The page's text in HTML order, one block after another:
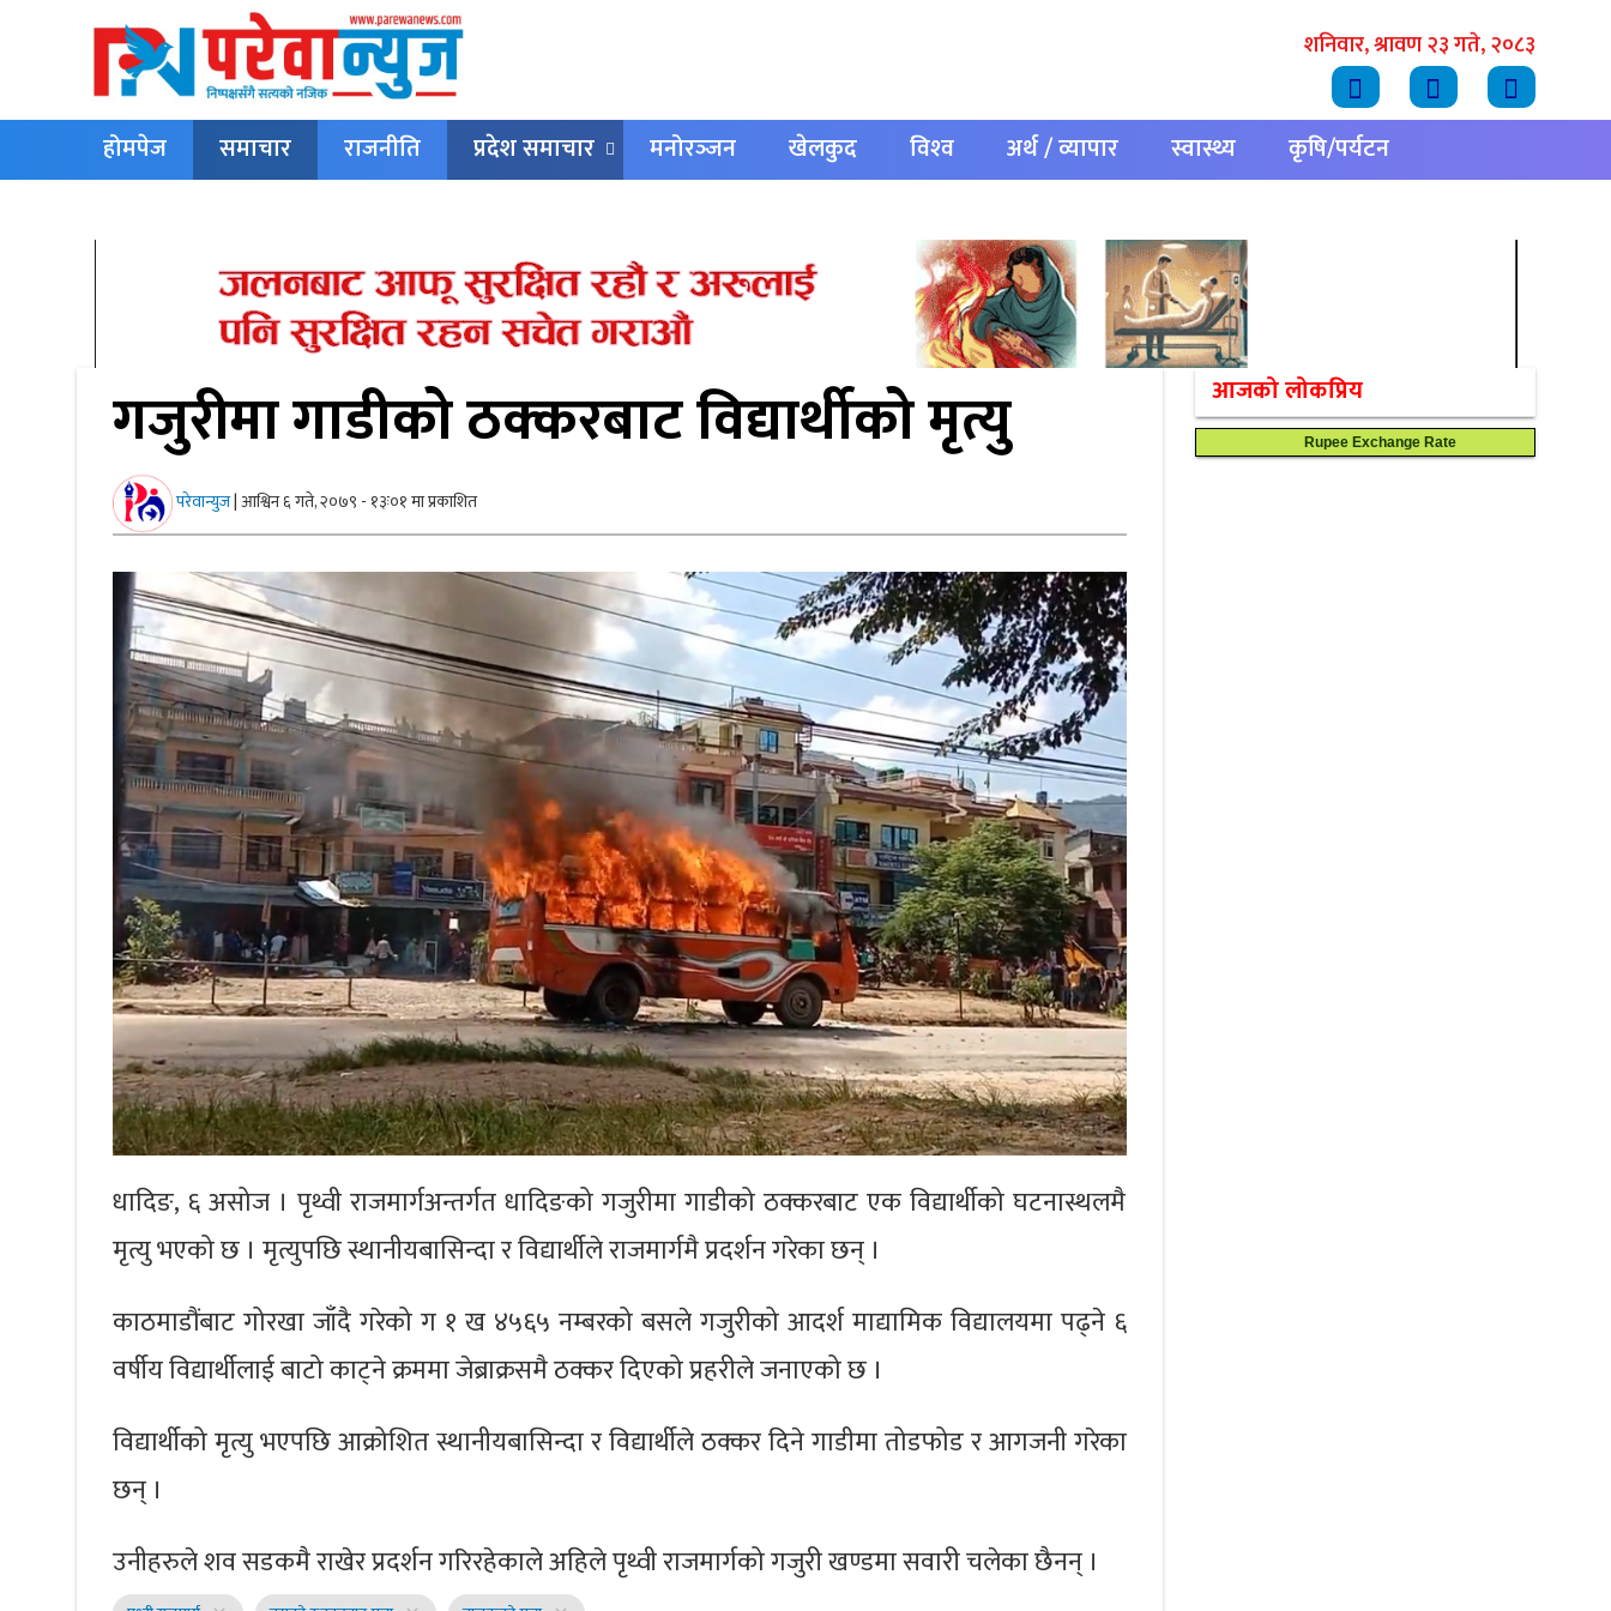
शनिवार, श्रावण २३ गते, २०८३
होमपेज समाचार राजनीति प्रदेश समाचार मनोरञ्‍जन खेलकुद विश्‍व अर्थ / व्यापार स्वास्थ्य
कृषि/पर्यटन
गजुरीमा गाडीको ठक्करबाट विद्यार्थीको मृत्यु
परेवान्युज|आश्विन ६ गते, २०७९ - १३ः०१ मा प्रकाशित
धादिङ, ६ असोज । पृथ्वी राजमार्गअन्तर्गत धादिङको गजुरीमा गाडीको ठक्करबाट एक विद्यार्थीको घटनास्थलमै
मृत्यु भएको छ । मृत्युपछि स्थानीयबासिन्दा र विद्यार्थीले राजमार्गमै प्रदर्शन गरेका छन् ।
काठमाडौंबाट गोरखा जाँदै गरेको ग १ ख ४५६५ नम्बरको बसले गजुरीको आदर्श माद्यामिक विद्यालयमा पढ्ने ६
वर्षीय विद्यार्थीलाई बाटो काट्ने क्रममा जेब्राक्रसमै ठक्कर दिएको प्रहरीले जनाएको छ ।
विद्यार्थीको मृत्यु भएपछि आक्रोशित स्थानीयबासिन्दा र विद्यार्थीले ठक्कर दिने गाडीमा तोडफोड र आगजनी गरेका
छन् ।
उनीहरुले शव सडकमै राखेर प्रदर्शन गरिरहेकाले अहिले पृथ्वी राजमार्गको गजुरी खण्डमा सवारी चलेका छैनन् ।
आजको लोकप्रिय
Rupee Exchange Rate